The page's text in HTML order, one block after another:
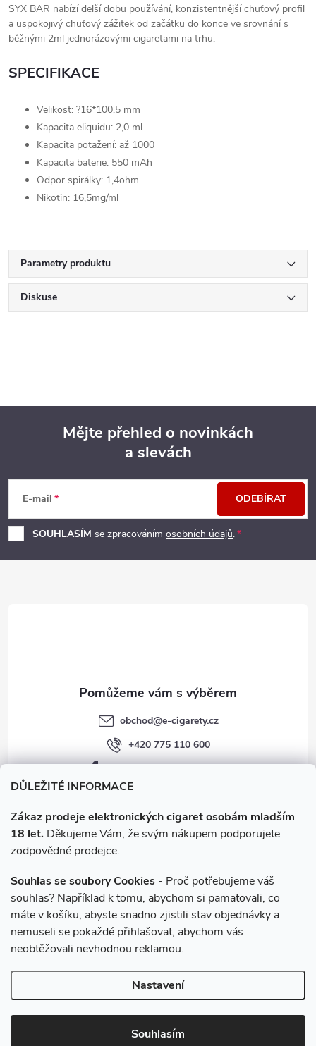
DŮLEŽITÉ INFORMACE
Zákaz prodeje elektronických cigaret osobám mladším
18 let. Děkujeme Vám, že svým nákupem podporujete
zodpovědné prodejce.
Souhlas se soubory Cookies - Proč potřebujeme váš
souhlas? Například k tomu, abychom si pamatovali, co
máte v košíku, abyste snadno zjistili stav objednávky a
nemuseli se pokaždé přihlašovat, abychom vás
neobtěžovali nevhodnou reklamou.
Nastavení
Souhlasím
SYX BAR nabízí delší dobu používání, konzistentnější chuťový profil
a uspokojivý chuťový zážitek od začátku do konce ve srovnání s
běžnými 2ml jednorázovými cigaretami na trhu.
SPECIFIKACE
Velikost: ?16*100,5 mm
Kapacita eliquidu: 2,0 ml
Kapacita potažení: až 1000
Kapacita baterie: 550 mAh
Odpor spirálky: 1,4ohm
Nikotin: 16,5mg/ml
Parametry produktu
Diskuse
p
a
Mějte přehled o novinkách
a slevách
E-mail
SOUHLASÍM se zpracováním osobních údajů.
ODEBÍRAT
obchod@e-cigarety.cz
+420 775 110 600
facebook.com/e-cigarety.cz
Instagram
Vytvořil Shoptet
e-cigarety.cz. Všechna práva vyhrazena.
nastavení cookies